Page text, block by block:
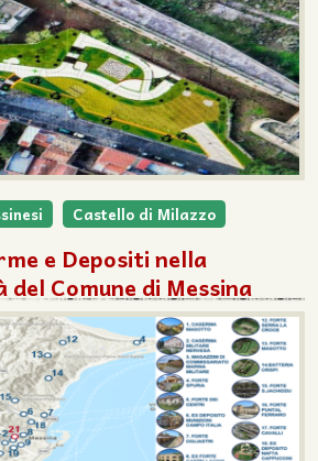
Castello di Milazzo
e Depositi nella
Comune di Messina